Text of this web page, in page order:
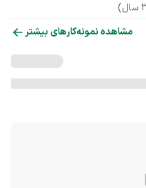
مشاهده نمونه‌کارهای بیشتر